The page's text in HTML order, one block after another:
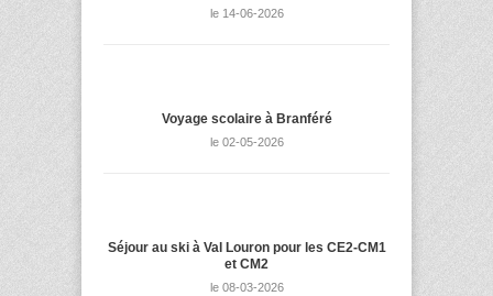
le 14-06-2026
Voyage scolaire à Branféré
le 02-05-2026
Séjour au ski à Val Louron pour les CE2-CM1
et CM2
le 08-03-2026